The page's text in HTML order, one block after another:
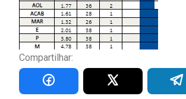
Compartilhar: